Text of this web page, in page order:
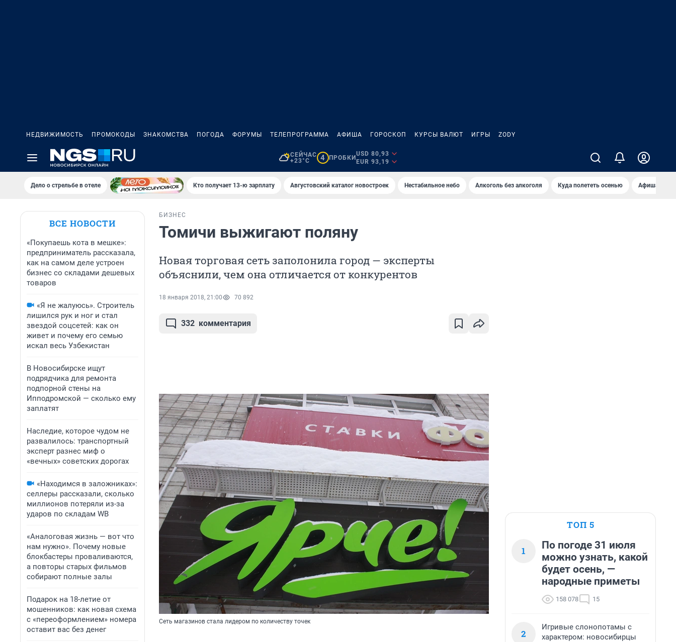
НЕДВИЖИМОСТЬ ПРОМОКОДЫ ЗНАКОМСТВА ПОГОДА ФОРУМЫ ТЕЛЕПРОГРАММА АФИША ГОРОСКОП КУРСЫ ВАЛЮТ ИГРЫ ZODY
СЕЙЧАС
+23°C
4 ПРОБКИ
USD 80,93
EUR 93,19
Дело о стрельбе в отеле Кто получает 13-ю зарплату Августовский каталог новостроек Нестабильное небо Алкоголь без алкоголя Куда полететь осенью Афиша на
ВСЕ НОВОСТИ
«Покупаешь кота в мешке»:
предприниматель рассказала,
как на самом деле устроен
бизнес со складами дешевых
товаров
«Я не жалуюсь». Строитель
лишился рук и ног и стал
звездой соцсетей: как он
живет и почему его семью
искал весь Узбекистан
В Новосибирске ищут
подрядчика для ремонта
подпорной стены на
Ипподромской — сколько ему
заплатят
Наследие, которое чудом не
развалилось: транспортный
эксперт разнес миф о
«вечных» советских дорогах
«Находимся в заложниках»:
селлеры рассказали, сколько
миллионов потеряли из-за
ударов по складам WB
«Аналоговая жизнь — вот что
нам нужно». Почему новые
блокбастеры проваливаются,
а повторы старых фильмов
собирают полные залы
Подарок на 18-летие от
мошенников: как новая схема
с «переоформлением» номера
оставит вас без денег
БИЗНЕС
Томичи выжигают поляну
Новая торговая сеть заполонила город — эксперты
объяснили, чем она отличается от конкурентов
18 января 2018, 21:00 70 892
332 комментария
Сеть магазинов стала лидером по количеству точек
ТОП 5
1
По погоде 31 июля
можно узнать, какой
будет осень, —
народные приметы
158 078 15
2
Игривые слонопотамы с
характером: новосибирцы